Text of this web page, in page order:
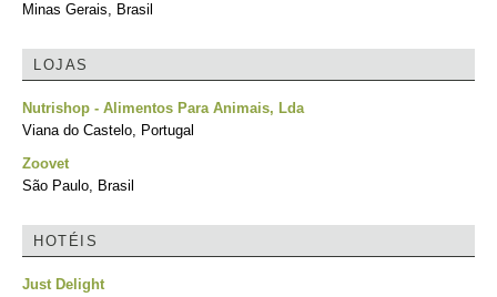
Minas Gerais, Brasil
LOJAS
Nutrishop - Alimentos Para Animais, Lda
Viana do Castelo, Portugal
Zoovet
São Paulo, Brasil
HOTÉIS
Just Delight